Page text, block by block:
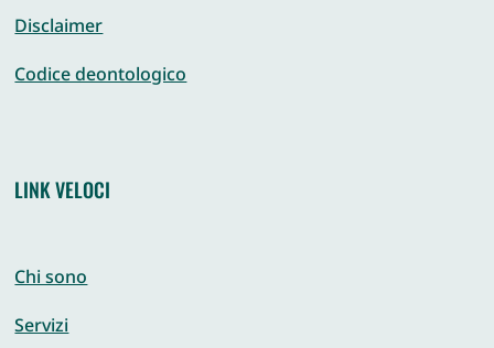
Disclaimer
Codice deontologico
LINK VELOCI
Chi sono
Servizi